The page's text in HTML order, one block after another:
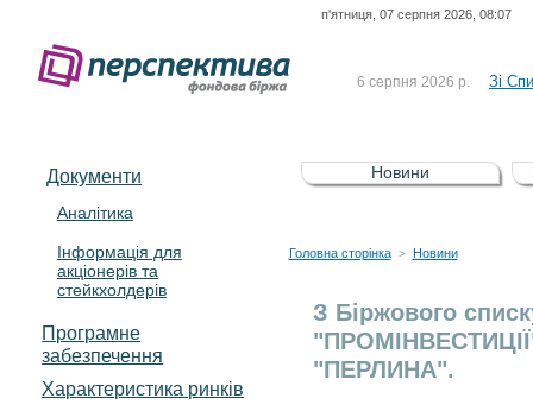
п'ятниця, 07 серпня 2026, 08:07
6 серпня 2026 р. Зі
5 серпня 2026 р.
Зі
UA4000232607)
4 серпня 2026 р.
Документи
Аналітика
Інформація для
акціонерів та
стейкхолдерів
Програмне
забезпечення
Характеристика pинків
Новини
Головна сторінка > Новини
З Біржового
"ПЕРЛИНА".